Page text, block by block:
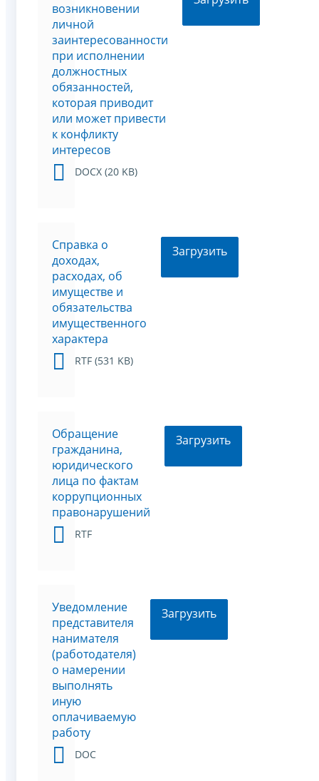
возникновении
личной
заинтересованности
при исполнении
должностных
обязанностей,
которая приводит
или может привести
к конфликту
интересов
DOCX (20 KB)
Справка о
доходах,
расходах, об
имуществе и
обязательства
имущественного
характера
RTF (531 KB)
Загрузить
Обращение
гражданина,
юридического
лица по фактам
коррупционных
правонарушений
RTF
Загрузить
Уведомление
представителя
нанимателя
(работодателя)
о намерении
выполнять
иную
оплачиваемую
работу
DOC
Загрузить